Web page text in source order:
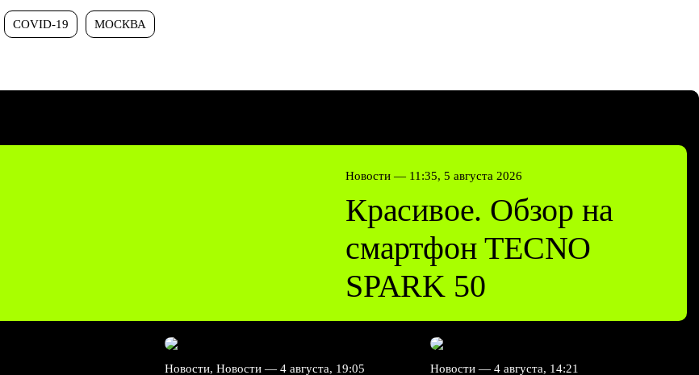
COVID-19 МОСКВА
Новости — 11:35, 5 августа 2026
Красивое. Обзор на
смартфон TECNO
SPARK 50
Новости, Новости — 4 августа, 19:05 Новости — 4 августа, 14:21